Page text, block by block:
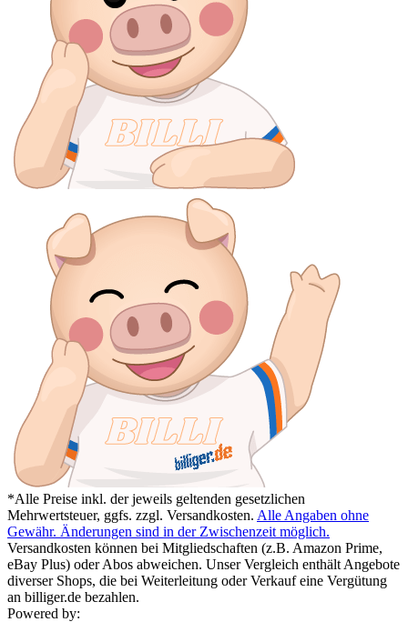
*Alle Preise inkl. der jeweils geltenden gesetzlichen
Mehrwertsteuer, ggfs. zzgl. Versandkosten. Alle Angaben ohne
Gewähr. Änderungen sind in der Zwischenzeit möglich.
Versandkosten können bei Mitgliedschaften (z.B. Amazon Prime,
eBay Plus) oder Abos abweichen. Unser Vergleich enthält Angebote
diverser Shops, die bei Weiterleitung oder Verkauf eine Vergütung
an billiger.de bezahlen.
Powered by: